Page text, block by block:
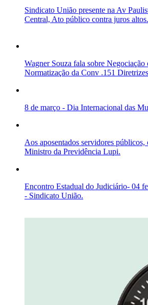
Sindicato União presente na Av
Central, Ato público contra juros altos.
Wagner Souza fala sobre
Normatização da Conv .151
8 de março - Dia Internacional das
Aos aposentados servidores públicos,
Ministro da Previdência Lupi.
Encontro Estadual do Judiciário- 04
- Sindicato União.